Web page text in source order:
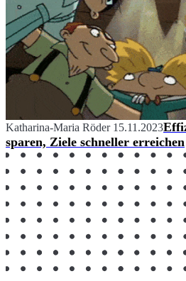
Katharina-Maria Röder 15.11.2023
sparen, Ziele schneller erreichen